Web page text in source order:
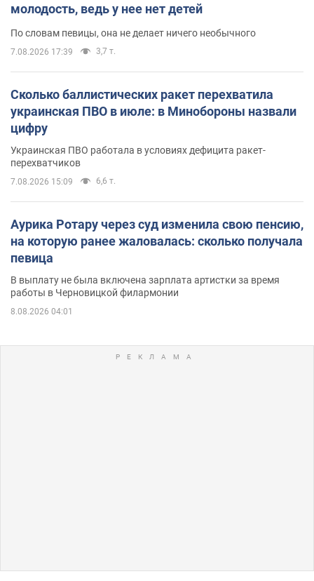
молодость, ведь у нее нет детей
По словам певицы, она не делает ничего необычного
7.08.2026 17:39 3,7 т.
Сколько баллистических ракет перехватила
украинская ПВО в июле: в Минобороны назвали
цифру
Украинская ПВО работала в условиях дефицита ракет-
перехватчиков
7.08.2026 15:09 6,6 т.
Аурика Ротару через суд изменила свою пенсию,
на которую ранее жаловалась: сколько получала
певица
В выплату не была включена зарплата артистки за время
работы в Черновицкой филармонии
8.08.2026 04:01